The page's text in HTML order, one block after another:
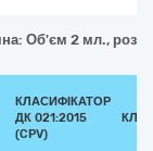
Об'єм 2 мл.,
КЛАСИФІКАТОР
ДК 021:2015
(CPV)